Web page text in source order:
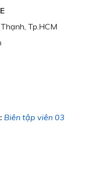
Tp.HCM
Biên tập viên 03